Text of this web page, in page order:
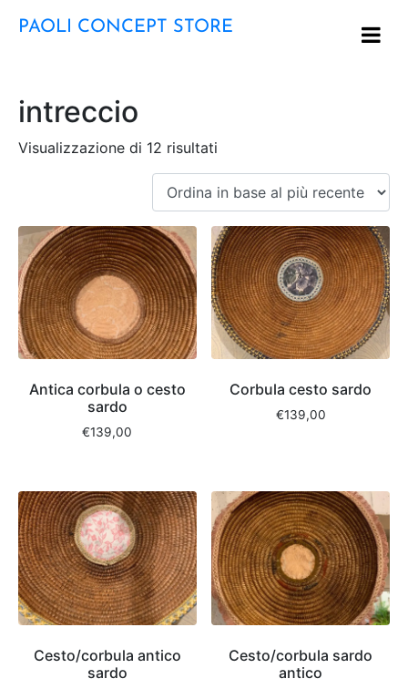
PAOLI CONCEPT STORE
intreccio
Visualizzazione di 12 risultati
Antica corbula o cesto
sardo
€139,00
Corbula cesto sardo
€139,00
Cesto/corbula antico
sardo
Cesto/corbula sardo
antico